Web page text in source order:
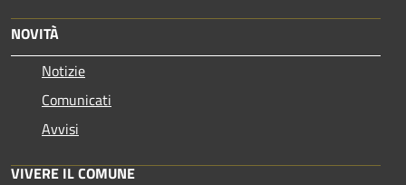
NOVITÀ
Notizie
Comunicati
Avvisi
VIVERE IL COMUNE